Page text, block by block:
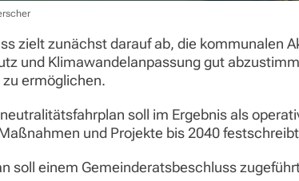
zielt zunächst darauf ab, die kommunalen
und Klimawandelanpassung gut
ermöglichen.
soll im Ergebnis als
und Projekte bis 2040
soll einem Gemeinderatsbeschluss